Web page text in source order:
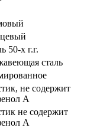
50-х г.г.
сталь
не содержит
А
не содержит
А